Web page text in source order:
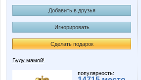
Добавить в друзья
Игнорировать
Сделать подарок
Буду мамой!
популярность: